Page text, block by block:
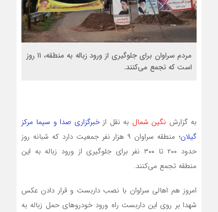
مردم سراوان برای جلوگیری از ورود زباله به منطقه، ۱۱ روز
است که تجمع می‌کنند.
به گزارش نگین شمال به نقل ازخبرگزاری صدا و سیما مرکز
گیلان
؛ منطقه سراوان ۹ هزار نفر جمعیت دارد که شبانه روز
حدود ۲۰۰ تا ۳۰۰ نفر برای جلوگیری از ورود زباله به این
منطقه تجمع می‌کنند.
امروز هم اهالی سراوان با نصب داربست و قرار دادن عکس
شهدا بر روی این داربست راه ورود خودروهای حمل زباله به